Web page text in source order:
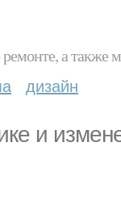
ремонте, а
дизайн
и